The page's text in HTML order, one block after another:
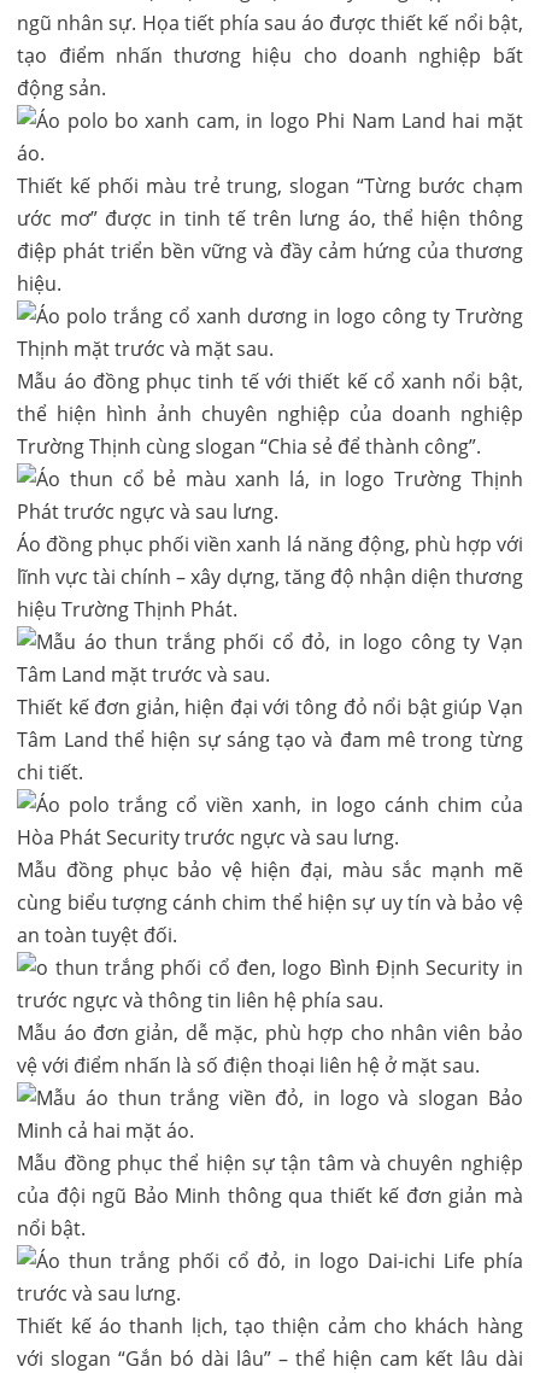
ngũ nhân sự. Họa tiết phía sau áo được thiết kế nổi bật,
tạo điểm nhấn thương hiệu cho doanh nghiệp bất
động sản.
Thiết kế phối màu trẻ trung, slogan “Từng bước chạm
ước mơ” được in tinh tế trên lưng áo, thể hiện thông
điệp phát triển bền vững và đầy cảm hứng của thương
hiệu.
Mẫu áo đồng phục tinh tế với thiết kế cổ xanh nổi bật,
thể hiện hình ảnh chuyên nghiệp của doanh nghiệp
Trường Thịnh cùng slogan “Chia sẻ để thành công”.
Áo đồng phục phối viền xanh lá năng động, phù hợp với
lĩnh vực tài chính – xây dựng, tăng độ nhận diện thương
hiệu Trường Thịnh Phát.
Thiết kế đơn giản, hiện đại với tông đỏ nổi bật giúp Vạn
Tâm Land thể hiện sự sáng tạo và đam mê trong từng
chi tiết.
Mẫu đồng phục bảo vệ hiện đại, màu sắc mạnh mẽ
cùng biểu tượng cánh chim thể hiện sự uy tín và bảo vệ
an toàn tuyệt đối.
Mẫu áo đơn giản, dễ mặc, phù hợp cho nhân viên bảo
vệ với điểm nhấn là số điện thoại liên hệ ở mặt sau.
Mẫu đồng phục thể hiện sự tận tâm và chuyên nghiệp
của đội ngũ Bảo Minh thông qua thiết kế đơn giản mà
nổi bật.
Thiết kế áo thanh lịch, tạo thiện cảm cho khách hàng
với slogan “Gắn bó dài lâu” – thể hiện cam kết lâu dài